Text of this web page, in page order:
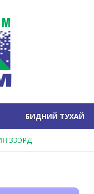
БИДНИЙ ТУХАЙ
ЗЭЭРД